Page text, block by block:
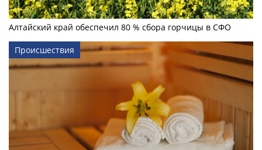
Алтайский край обеспечил 80 % сбора горчицы в СФО
Происшествия